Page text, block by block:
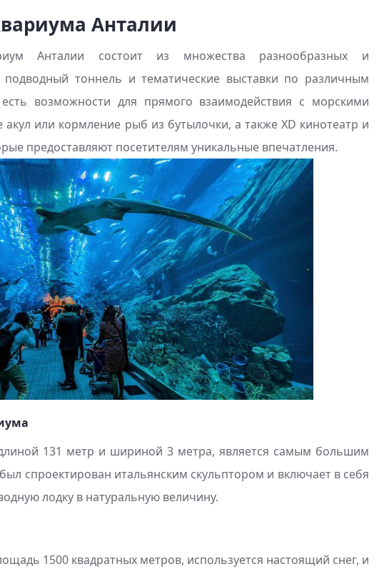
Анталии
Анталии состоит из множества разнообразных и
подводный тоннель и тематические выставки по различным
возможности для прямого взаимодействия с морскими
или кормление рыб из бутылочки, а также XD кинотеатр и
предоставляют посетителям уникальные впечатления.
131 метр и шириной 3 метра, является самым большим
спроектирован итальянским скульптором и включает в себя
лодку в натуральную величину.
1500 квадратных метров, используется настоящий снег, и